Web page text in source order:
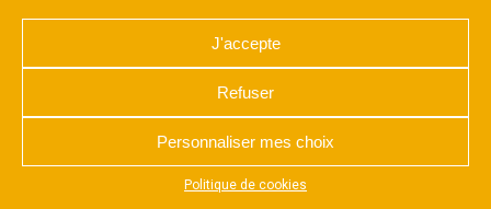
J'accepte
Refuser
Personnaliser mes choix
Politique de cookies
Appuyez sur le bouton partager en bas de votre